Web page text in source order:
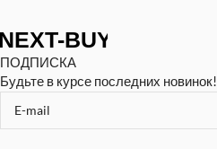
ПОДПИСКА
Будьте в курсе последних новинок!